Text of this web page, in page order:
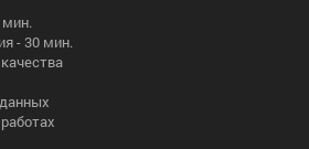
мин.
- 30 мин.